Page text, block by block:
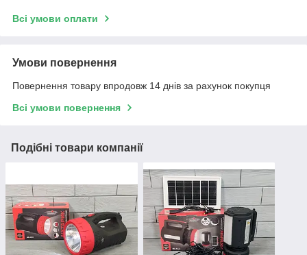
Всі умови оплати
Умови повернення
Повернення товару впродовж 14 днів за рахунок покупця
Всі умови повернення
Подібні товари компанії